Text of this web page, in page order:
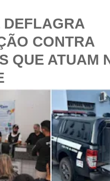
DEFLAGRA
CONTRA
QUE ATUAM